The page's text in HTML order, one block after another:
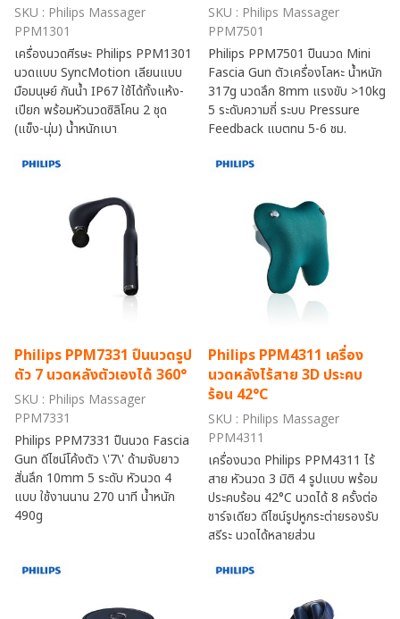
SKU : Philips Massager
PPM1301
เครื่องนวดศีรษะ Philips PPM1301
นวดแบบ SyncMotion เลียนแบบ
มือมนุษย์ กันน้ำ IP67 ใช้ได้ทั้งแห้ง-
เปียก พร้อมหัวนวดซิลิโคน 2 ชุด
(แข็ง-นุ่ม) น้ำหนักเบา
SKU : Philips Massager
PPM7501
Philips PPM7501 ปืนนวด Mini
Fascia Gun ตัวเครื่องโลหะ น้ำหนัก
317g นวดลึก 8mm แรงขับ >10kg
5 ระดับความถี่ ระบบ Pressure
Feedback แบตทน 5-6 ชม.
Philips PPM7331 ปืนนวดรูป
ตัว 7 นวดหลังตัวเองได้ 360°
SKU : Philips Massager
PPM7331
Philips PPM7331 ปืนนวด Fascia
Gun ดีไซน์โค้งตัว \'7\' ด้ามจับยาว
สั่นลึก 10mm 5 ระดับ หัวนวด 4
แบบ ใช้งานนาน 270 นาที น้ำหนัก
490g
Philips PPM4311 เครื่อง
นวดหลังไร้สาย 3D ประคบ
ร้อน 42°C
SKU : Philips Massager
PPM4311
เครื่องนวด Philips PPM4311 ไร้
สาย หัวนวด 3 มิติ 4 รูปแบบ พร้อม
ประคบร้อน 42°C นวดได้ 8 ครั้งต่อ
ชาร์จเดียว ดีไซน์รูปหูกระต่ายรองรับ
สรีระ นวดได้หลายส่วน